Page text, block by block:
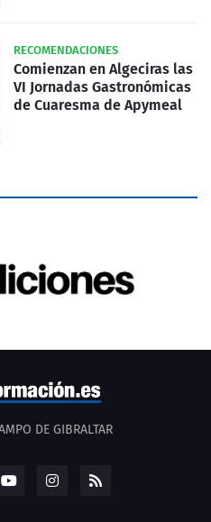
RECOMENDACIONES
Comienzan en Algeciras las
VI Jornadas Gastronómicas
de Cuaresma de Apymeal
DE GIBRALTAR